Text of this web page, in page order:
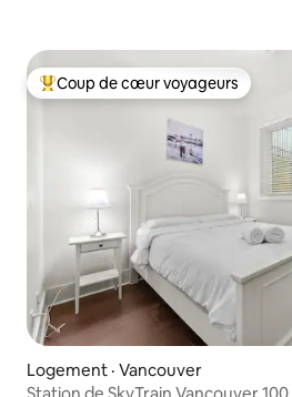
Coup de cœur voyageurs parmi les
Coup de cœur voyageurs
Logement · Vancouver